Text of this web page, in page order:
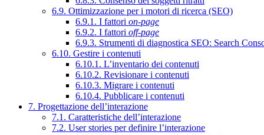
6.9. Ottimizzazione per i motori di ricerca (SEO)
6.9.1. I fattori on-page
6.9.2. I fattori off-page
6.9.3. Strumenti di diagnostica SEO: Search
6.10. Gestire i contenuti
6.10.1. L’inventario dei contenuti
6.10.2. Revisionare i contenuti
6.10.3. Migrare i contenuti
6.10.4. Pubblicare i contenuti
7. Progettazione dell’interazione
7.1. Caratteristiche dell’interazione
7.2. User stories per definire l’interazione